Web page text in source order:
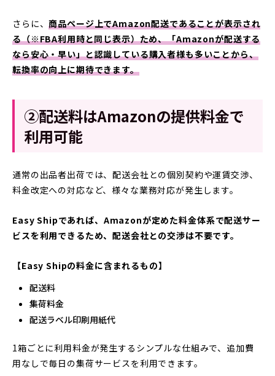
さらに、商品ページ上でAmazon配送であることが表示され
る（※FBA利用時と同じ表示）ため、「Amazonが配送する
なら安心・早い」と認識している購入者様も多いことから、
転換率の向上に期待できます。
②配送料はAmazonの提供料金で
利用可能
通常の出品者出荷では、配送会社との個別契約や運賃交渉、
料金改定への対応など、様々な業務対応が発生します。
Easy Shipであれば、Amazonが定めた料金体系で配送サー
ビスを利用できるため、配送会社との交渉は不要です。
【Easy Shipの料金に含まれるもの】
配送料
集荷料金
配送ラベル印刷用紙代
1箱ごとに利用料金が発生するシンプルな仕組みで、追加費
用なしで毎日の集荷サービスを利用できます。